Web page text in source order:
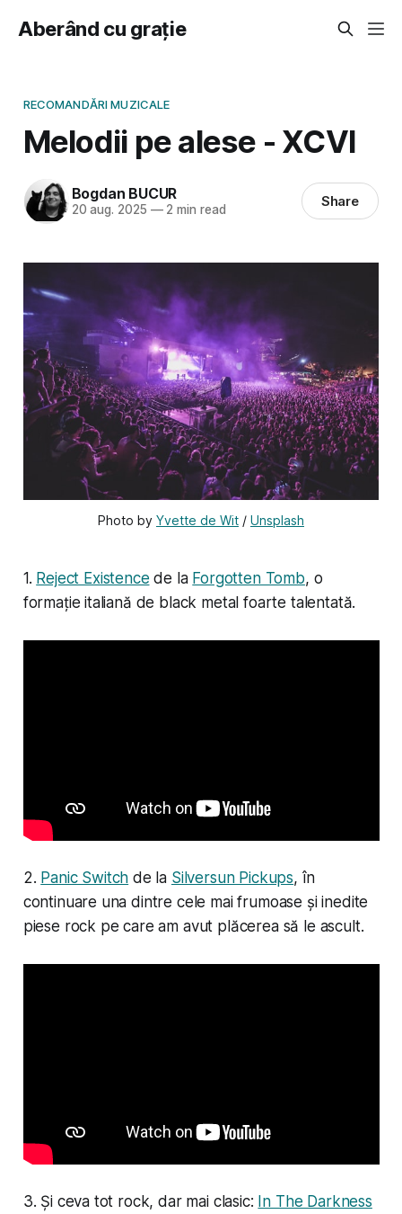
Aberând cu grație
RECOMANDĂRI MUZICALE
Melodii pe alese - XCVI
Bogdan BUCUR
20 aug. 2025 —2 min read Share
Photo by Yvette de Wit / Unsplash
1. Reject Existence de la Forgotten Tomb, o
formație italiană de black metal foarte talentată.
2. Panic Switch de la Silversun Pickups, în
continuare una dintre cele mai frumoase și inedite
piese rock pe care am avut plăcerea să le ascult.
3. Și ceva tot rock, dar mai clasic: In The Darkness